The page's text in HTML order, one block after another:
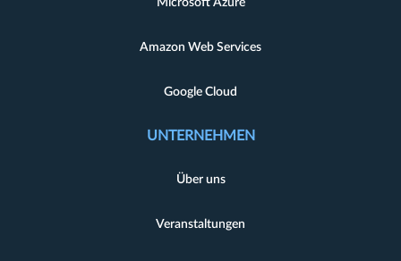
Microsoft Azure
Amazon Web Services
Google Cloud
UNTERNEHMEN
Über uns
Veranstaltungen